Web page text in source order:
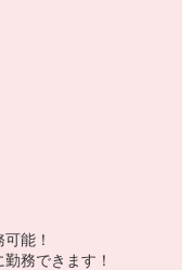
体となって優秀教室の
力水準を向上させるイ
スを提供できるように
能！
務できます！